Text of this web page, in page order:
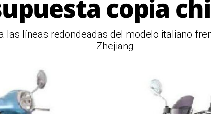
copia
las líneas redondeadas del modelo italiano
Zhejiang